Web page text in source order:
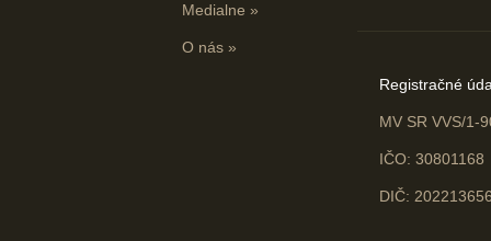
Medialne »
O nás »
Registračné
MV SR VVS/1-
IČO: 30801168
DIČ: